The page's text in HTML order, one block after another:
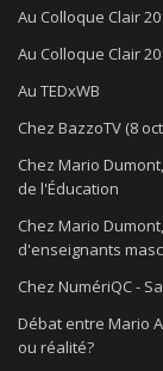
Au Colloque Clair
Au Colloque Clair
Au TEDxWB
Chez BazzoTV (8
Chez Mario
de l'Éducation
Chez Mario
d'enseignants
Chez NumériQC -
Débat entre Mario
ou réalité?